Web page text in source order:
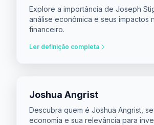
Explore a importância de Joseph
análise econômica e seus impactos
financeiro.
Ler definição completa
Joshua Angrist
Descubra quem é Joshua Angrist,
economia e sua relevância para